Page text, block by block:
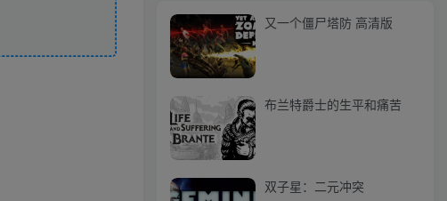
又一个僵尸塔防 高清版
布兰特爵士的生平和痛苦
双子星：二元冲突